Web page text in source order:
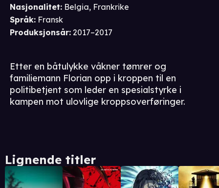
Nasjonalitet: Belgia, Frankrike
Språk: Fransk
Produksjonsår: 2017–2017
Etter en båtulykke våkner tømrer og
familiemann Florian opp i kroppen til en
politibetjent som leder en spesialstyrke i
kampen mot ulovlige kroppsoverføringer.
Lignende titler